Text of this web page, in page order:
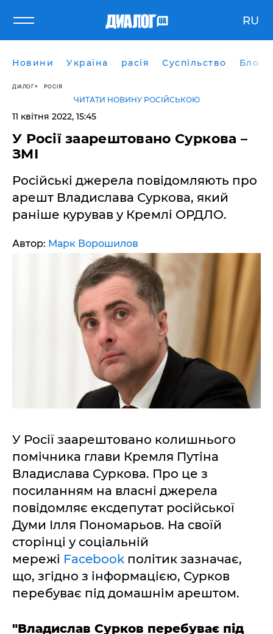
RU
Новини Україна расія Суспільство Блоги
ДІАЛОГ РОСІЯ
ЧИТАТИ НОВИНУ РОСІЙСЬКОЮ
11 квітня 2022, 15:45
У Росії заарештовано Суркова –
ЗМІ
Російські джерела повідомляють про
арешт Владислава Суркова, який
раніше курував у Кремлі ОРДЛО.
Автор: Марк Ворошилов
У Росії заарештовано колишнього
помічника глави Кремля Путіна
Владислава Суркова. Про це з
посиланням на власні джерела
повідомляє ексдепутат російської
Думи Ілля Пономарьов. На своїй
сторінці у соціальній
мережі Facebook політик зазначає,
що, згідно з інформацією, Сурков
перебуває під домашнім арештом.
"Владислав Сурков перебуває під